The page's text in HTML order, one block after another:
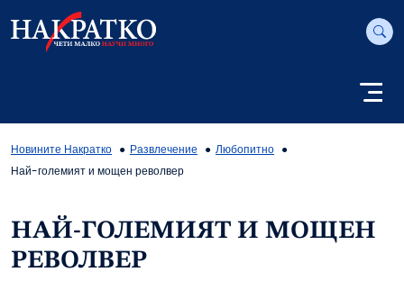
Новините Накратко Развлечение
Любопитно
Най-големият и мощен револвер
НАЙ-ГОЛЕМИЯТ И МОЩЕН
РЕВОЛВЕР